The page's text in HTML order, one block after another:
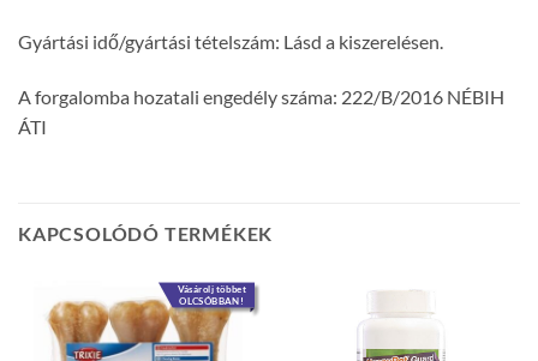
Gyártási idő/gyártási tételszám: Lásd a kiszerelésen.
A forgalomba hozatali engedély száma: 222/B/2016 NÉBIH
ÁTI
KAPCSOLÓDÓ TERMÉKEK
Vásárolj többet
OLCSÓBBAN!